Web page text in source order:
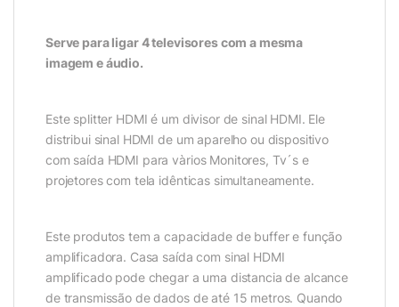
Serve para ligar 4 televisores com a mesma
imagem e áudio.
Este splitter HDMI é um divisor de sinal HDMI. Ele
distribui sinal HDMI de um aparelho ou dispositivo
com saída HDMI para vàrios Monitores, Tv´s e
projetores com tela idênticas simultaneamente.
Este produtos tem a capacidade de buffer e função
amplificadora. Casa saída com sinal HDMI
amplificado pode chegar a uma distancia de alcance
de transmissão de dados de até 15 metros. Quando